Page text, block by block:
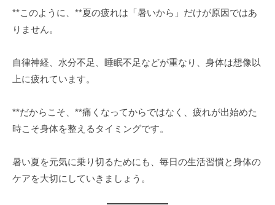
**このように、**夏の疲れは「暑いから」だけが原因ではあ
りません。
自律神経、水分不足、睡眠不足などが重なり、身体は想像以
上に疲れています。
**だからこそ、**痛くなってからではなく、疲れが出始めた
時こそ身体を整えるタイミングです。
暑い夏を元気に乗り切るためにも、毎日の生活習慣と身体の
ケアを大切にしていきましょう。